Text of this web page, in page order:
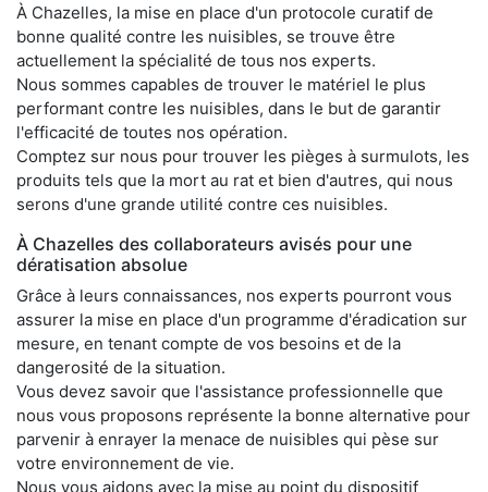
À Chazelles, la mise en place d'un protocole curatif de
bonne qualité contre les nuisibles, se trouve être
actuellement la spécialité de tous nos experts.
Nous sommes capables de trouver le matériel le plus
performant contre les nuisibles, dans le but de garantir
l'efficacité de toutes nos opération.
Comptez sur nous pour trouver les pièges à surmulots, les
produits tels que la mort au rat et bien d'autres, qui nous
serons d'une grande utilité contre ces nuisibles.
À Chazelles des collaborateurs avisés pour une
dératisation absolue
Grâce à leurs connaissances, nos experts pourront vous
assurer la mise en place d'un programme d'éradication sur
mesure, en tenant compte de vos besoins et de la
dangerosité de la situation.
Vous devez savoir que l'assistance professionnelle que
nous vous proposons représente la bonne alternative pour
parvenir à enrayer la menace de nuisibles qui pèse sur
votre environnement de vie.
Nous vous aidons avec la mise au point du dispositif